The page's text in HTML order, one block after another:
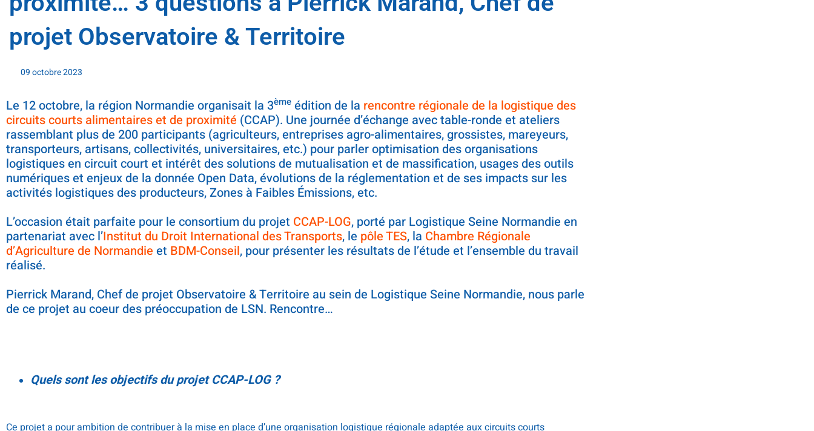
projet Observatoire & Territoire
09 octobre 2023
Le 12 octobre, la région Normandie organisait la 3ème édition de la rencontre régionale de la logistique des
circuits courts alimentaires et de proximité (CCAP). Une journée d’échange avec table-ronde et ateliers
rassemblant plus de 200 participants (agriculteurs, entreprises agro-alimentaires, grossistes, mareyeurs,
transporteurs, artisans, collectivités, universitaires, etc.) pour parler optimisation des organisations
logistiques en circuit court et intérêt des solutions de mutualisation et de massification, usages des outils
numériques et enjeux de la donnée Open Data, évolutions de la réglementation et de ses impacts sur les
activités logistiques des producteurs, Zones à Faibles Émissions, etc.
L’occasion était parfaite pour le consortium du projet CCAP-LOG, porté par Logistique Seine Normandie en
partenariat avec l’Institut du Droit International des Transports, le pôle TES, la Chambre Régionale
d’Agriculture de Normandie et BDM-Conseil, pour présenter les résultats de l’étude et l’ensemble du travail
réalisé.
Pierrick Marand, Chef de projet Observatoire & Territoire au sein de Logistique Seine Normandie, nous parle
de ce projet au coeur des préoccupation de LSN. Rencontre…
Quels sont les objectifs du projet CCAP-LOG ?
Ce projet a pour ambition de contribuer à la mise en place d’une organisation logistique régionale adaptée aux circuits courts